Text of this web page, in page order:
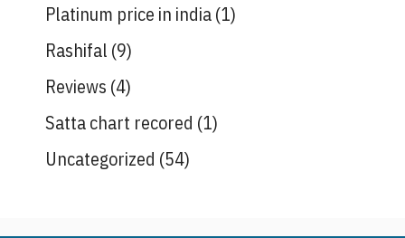
Platinum price in india(1)
Rashifal (9)
Reviews (4)
Satta chart recored (1)
Uncategorized (54)